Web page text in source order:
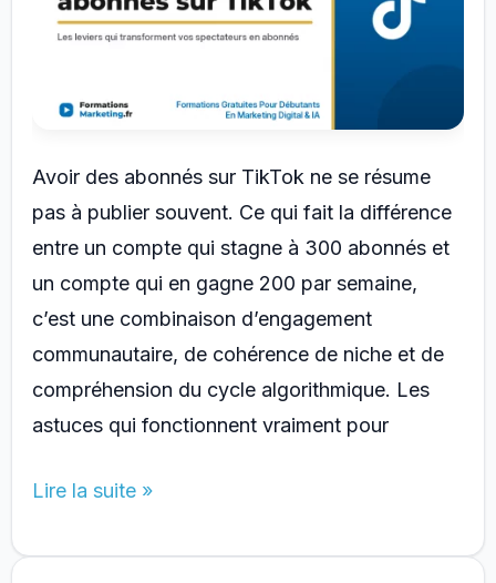
Avoir des abonnés sur TikTok ne se résume
pas à publier souvent. Ce qui fait la différence
entre un compte qui stagne à 300 abonnés et
un compte qui en gagne 200 par semaine,
c’est une combinaison d’engagement
communautaire, de cohérence de niche et de
compréhension du cycle algorithmique. Les
astuces qui fonctionnent vraiment pour
Comment
des
Lire la suite »